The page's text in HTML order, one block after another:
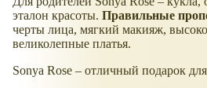
эталон красоты. Правильные
черты лица, мягкий макияж,
великолепные платья.
Sonya Rose – отличный подарок